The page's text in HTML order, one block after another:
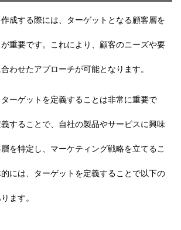
成する際には、 ターゲットとなる顧客層を
重要です。これにより、顧客のニーズや要
わせたアプローチが可能となります。
ーゲットを定義することは非常に重要で
することで、自社の製品やサービスに興味
を特定し、マーケティング戦略を立てるこ
には、ターゲットを定義することで以下の
ます。